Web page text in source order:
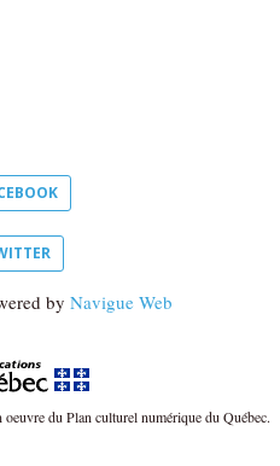
by Navigue Web
du Plan culturel numérique du Québec.